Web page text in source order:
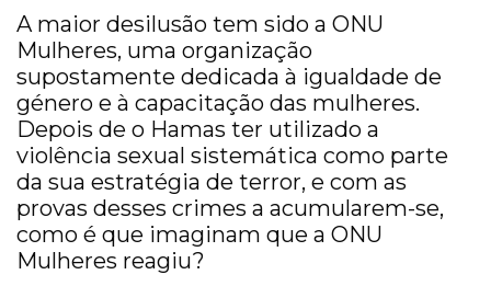
A maior desilusão tem sido a ONU
Mulheres, uma organização
supostamente dedicada à igualdade de
género e à capacitação das mulheres.
Depois de o Hamas ter utilizado a
violência sexual sistemática como parte
da sua estratégia de terror, e com as
provas desses crimes a acumularem-se,
como é que imaginam que a ONU
Mulheres reagiu?